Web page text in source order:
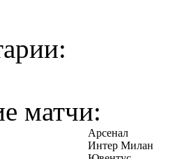
матчи:
Арсенал
Интер Милан